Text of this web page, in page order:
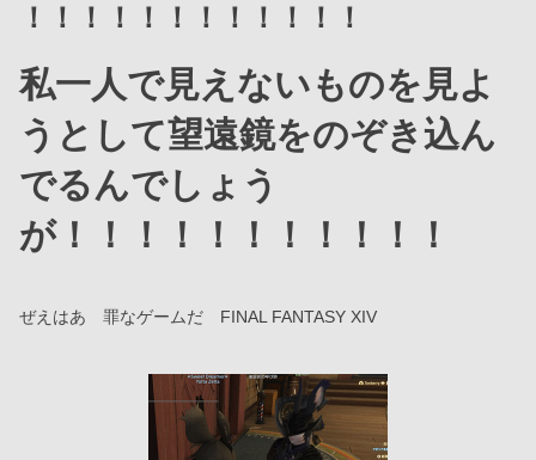
！！！！！！！！！！！！
私一人で見えないものを見よ
うとして望遠鏡をのぞき込ん
でるんでしょう
が！！！！！！！！！！！
ぜえはあ　罪なゲームだ　FINAL FANTASY XIV